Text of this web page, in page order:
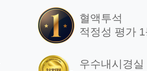
혈액투석
적정성 평가
우수내시경실